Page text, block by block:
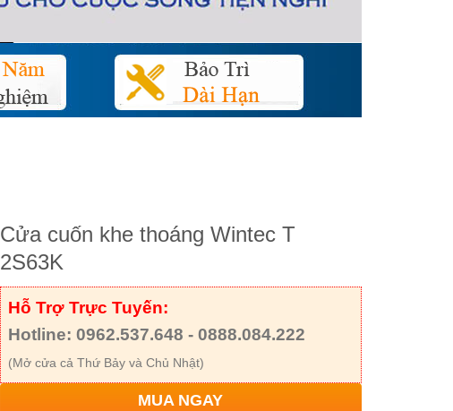
Cửa cuốn khe thoáng Wintec T
2S63K
Hỗ Trợ Trực Tuyến:
Hotline: 0962.537.648 - 0888.084.222
(Mở cửa cả Thứ Bảy và Chủ Nhật)
MUA NGAY